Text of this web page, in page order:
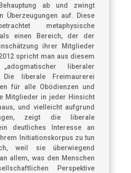
ab und zwingt
Überzeugungen auf. Diese
metaphysische
einen Bereich, der der
ihrer Mitglieder
spricht man aus diesem
liberaler
Die liberale Freimaurerei
für alle Obödienzen und
Mitglieder in jeder Hinsicht
und vielleicht aufgrund
zeigt die liberale
deutliches Interesse an
Initiationskorpus zu tun
weil sie überwiegend
allem, was den Menschen
Perspektive